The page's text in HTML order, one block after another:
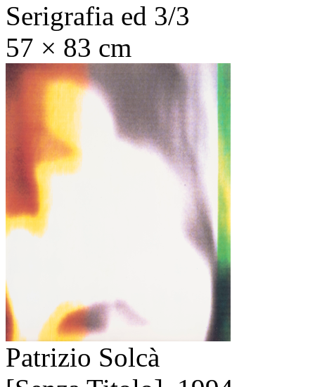
Serigrafia ed 3/3
57 × 83 cm
Patrizio Solcà